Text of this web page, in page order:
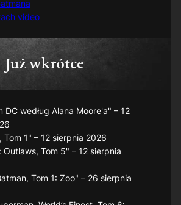
video
Już wkrótce
DC według Alana Moore'a" – 12
Tom 1" – 12 sierpnia 2026
Outlaws, Tom 5" – 12 sierpnia
Tom 1: Zoo" – 26 sierpnia